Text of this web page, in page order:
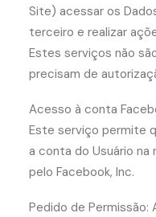
Site) acessar os
terceiro e realizar
Estes serviços não
precisam de
Acesso à conta
Este serviço permite
a conta do Usuário na
pelo Facebook, Inc.
Pedido de Permissão: